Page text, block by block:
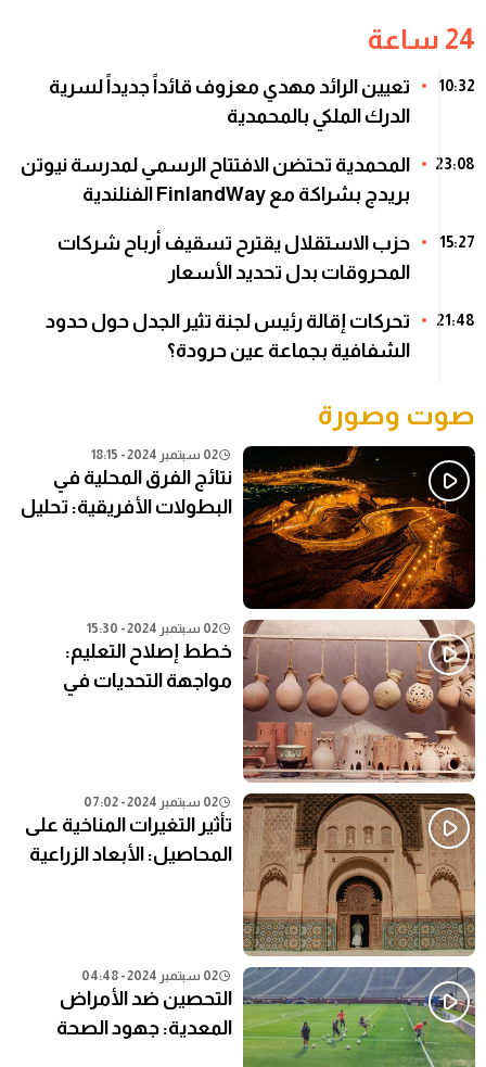
24 ساعة
10:32
تعيين الرائد مهدي معزوف قائداً جديداً لسرية
الدرك الملكي بالمحمدية
23:08
المحمدية تحتضن الافتتاح الرسمي لمدرسة نيوتن
بريدج بشراكة مع FinlandWay الفنلندية
15:27
حزب الاستقلال يقترح تسقيف أرباح شركات
المحروقات بدل تحديد الأسعار
21:48
تحركات إقالة رئيس لجنة تثير الجدل حول حدود
الشفافية بجماعة عين حرودة؟
صوت وصورة
02 سبتمبر 2024 - 18:15
نتائج الفرق المحلية في
البطولات الأفريقية: تحليل
02 سبتمبر 2024 - 15:30
خطط إصلاح التعليم:
مواجهة التحديات في
02 سبتمبر 2024 - 07:02
تأثير التغيرات المناخية على
المحاصيل: الأبعاد الزراعية
02 سبتمبر 2024 - 04:48
التحصين ضد الأمراض
المعدية: جهود الصحة